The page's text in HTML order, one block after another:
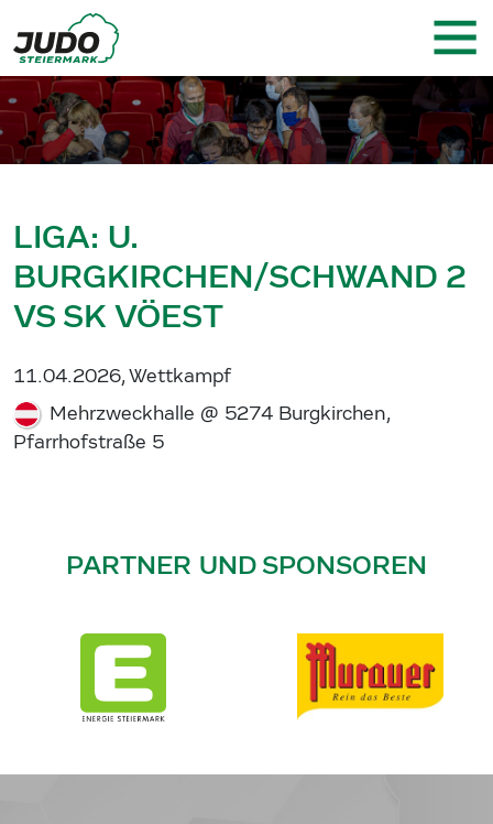
LIGA: U.
BURGKIRCHEN/SCHWAND 2
VS SK VÖEST
11.04.2026, Wettkampf
Mehrzweckhalle @ 5274 Burgkirchen,
Pfarrhofstraße 5
PARTNER UND SPONSOREN